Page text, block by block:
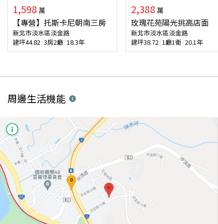
1,598 萬
【專營】托斯卡尼朝南三房
新北市淡水區淡金路
建坪44.82 3房2廳 18.3年
2,388 萬
玫瑰花苑陽光挑高店面
新北市淡水區淡金路
建坪38.72 1廳1衛 20.1年
周邊生活機能